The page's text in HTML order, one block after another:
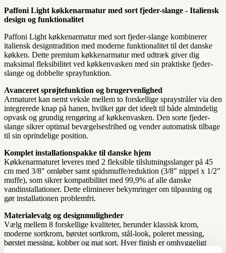
slange
antal
Paffoni Light køkkenarmatur med sort fjeder-slange - Italiensk
design og funktionalitet
Paffoni Light køkkenarmatur med sort fjeder-slange kombinerer
italiensk designtradition med moderne funktionalitet til det danske
køkken. Dette premium køkkenarmatur med udtræk giver dig
maksimal fleksibilitet ved køkkenvasken med sin praktiske fjeder-
slange og dobbelte sprayfunktion.
Avanceret sprøjtefunktion og brugervenlighed
Armaturet kan nemt veksle mellem to forskellige spraystråler via den
integrerede knap på hanen, hvilket gør det ideelt til både almindelig
opvask og grundig rengøring af køkkenvasken. Den sorte fjeder-
slange sikrer optimal bevægelsesfrihed og vender automatisk tilbage
til sin oprindelige position.
Komplet installationspakke til danske hjem
Køkkenarmaturet leveres med 2 fleksible tilslutningsslanger på 45
cm med 3/8" omløber samt spidsmuffe/reduktion (3/8" nippel x 1/2"
muffe), som sikrer kompatibilitet med 99,9% af alle danske
vandinstallationer. Dette eliminerer bekymringer om tilpasning og
gør installationen problemfri.
Materialevalg og designmuligheder
Vælg mellem 8 forskellige kvaliteter, herunder klassisk krom,
moderne sortkrom, børstet sortkrom, stål-look, poleret messing,
børstet messing, kobber og mat sort. Hver finish er omhyggeligt